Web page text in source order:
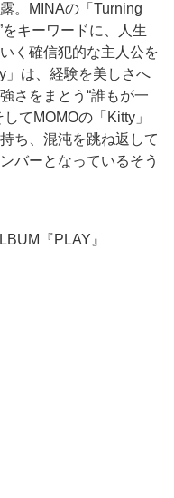
。MINAの「Turning
キーワードに、人生
く確信犯的な主人公を
」は、経験を美しさへ
さをまとう“誰もが一
てMOMOの「Kitty」
ち、混沌を跳ね返して
バーとなっているそう
『PLAY』